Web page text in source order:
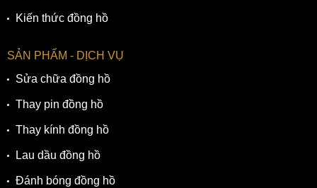
Kiến thức đồng hồ
SẢN PHẨM - DỊCH VỤ
Sửa chữa đồng hồ
Thay pin đồng hồ
Thay kính đồng hồ
Lau dầu đồng hồ
Đánh bóng đồng hồ